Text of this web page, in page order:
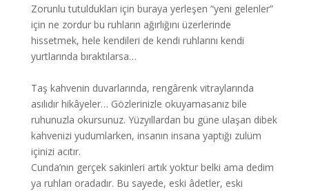
Zorunlu tutuldukları için buraya yerleşen “yeni gelenler”
için ne zordur bu ruhların ağırlığını üzerlerinde
hissetmek, hele kendileri de kendi ruhlarını kendi
yurtlarında bıraktılarsa…
Taş kahvenin duvarlarında, rengârenk vitraylarında
asılıdır hikâyeler… Gözlerinizle okuyamasanız bile
ruhunuzla okursunuz. Yüzyıllardan bu güne ulaşan dibek
kahvenizi yudumlarken, insanın insana yaptığı zulüm
içinizi acıtır.
Cunda’nın gerçek sakinleri artık yoktur belki ama dedim
ya ruhları oradadır. Bu sayede, eski âdetler, eski